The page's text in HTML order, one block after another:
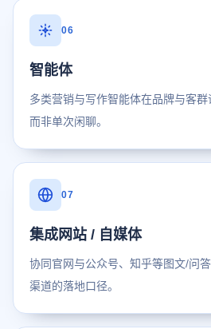
06
智能体
多类营销与写作智能体在品牌与客群
而非单次闲聊。
07
集成网站 / 自媒体
协同官网与公众号、知乎等图文/问
渠道的落地口径。